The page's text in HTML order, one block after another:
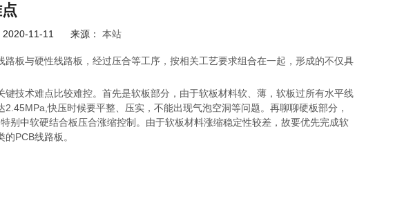
11-11 来源： 本站
板与硬性线路板，经过压合等工序，按相关工艺要求组合在一起，形成的不仅具
技术难点比较难控。首先是软板部分，由于软板材料软、薄，软板过所有水平线
快压时候要平整、压实，不能出现气泡空洞等问题。再聊聊硬板部分，
别中软硬结合板压合涨缩控制。由于软板材料涨缩稳定性较差，故要优先完成软
PCB线路板。